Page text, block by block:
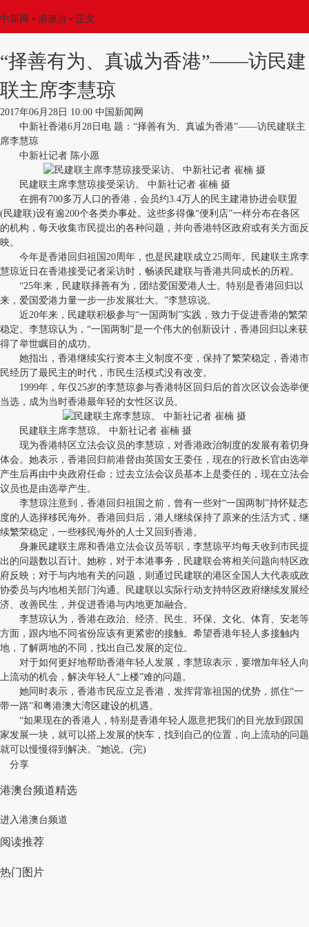
中新网 • 港澳台 • 正文
“择善有为、真诚为香港”——访民建
联主席李慧琼
2017年06月28日 10:00 中国新闻网
中新社香港6月28日电 题：“择善有为、真诚为香港”——访民建联主
席李慧琼
中新社记者 陈小愿
民建联主席李慧琼接受采访。 中新社记者 崔楠 摄
在拥有700多万人口的香港，会员约3.4万人的民主建港协进会联盟
(民建联)设有逾200个各类办事处。这些多得像“便利店”一样分布在各区
的机构，每天收集市民提出的各种问题，并向香港特区政府或有关方面反
映。
今年是香港回归祖国20周年，也是民建联成立25周年。民建联主席李
慧琼近日在香港接受记者采访时，畅谈民建联与香港共同成长的历程。
“25年来，民建联择善有为，团结爱国爱港人士。特别是香港回归以
来，爱国爱港力量一步一步发展壮大。”李慧琼说。
近20年来，民建联积极参与“一国两制”实践，致力于促进香港的繁荣
稳定。李慧琼认为，“一国两制”是一个伟大的创新设计，香港回归以来获
得了举世瞩目的成功。
她指出，香港继续实行资本主义制度不变，保持了繁荣稳定，香港市
民经历了最民主的时代，市民生活模式没有改变。
1999年，年仅25岁的李慧琼参与香港特区回归后的首次区议会选举便
当选，成为当时香港最年轻的女性区议员。
民建联主席李慧琼。 中新社记者 崔楠 摄
现为香港特区立法会议员的李慧琼，对香港政治制度的发展有着切身
体会。她表示，香港回归前港督由英国女王委任，现在的行政长官由选举
产生后再由中央政府任命；过去立法会议员基本上是委任的，现在立法会
议员也是由选举产生。
李慧琼注意到，香港回归祖国之前，曾有一些对“一国两制”持怀疑态
度的人选择移民海外。香港回归后，港人继续保持了原来的生活方式，继
续繁荣稳定，一些移民海外的人士又回到香港。
身兼民建联主席和香港立法会议员等职，李慧琼平均每天收到市民提
出的问题数以百计。她称，对于本港事务，民建联会将相关问题向特区政
府反映；对于与内地有关的问题，则通过民建联的港区全国人大代表或政
协委员与内地相关部门沟通。民建联以实际行动支持特区政府继续发展经
济、改善民生，并促进香港与内地更加融合。
李慧琼认为，香港在政治、经济、民生、环保、文化、体育、安老等
方面，跟内地不同省份应该有更紧密的接触。希望香港年轻人多接触内
地，了解两地的不同，找出自己发展的定位。
对于如何更好地帮助香港年轻人发展，李慧琼表示，要增加年轻人向
上流动的机会，解决年轻人“上楼”难的问题。
她同时表示，香港市民应立足香港，发挥背靠祖国的优势，抓住“一
带一路”和粤港澳大湾区建设的机遇。
“如果现在的香港人，特别是香港年轻人愿意把我们的目光放到跟国
家发展一块，就可以搭上发展的快车，找到自己的位置，向上流动的问题
就可以慢慢得到解决。”她说。(完)
分享
港澳台频道精选
进入港澳台频道
阅读推荐
热门图片